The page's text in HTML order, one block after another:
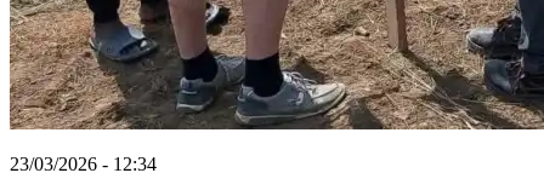
23/03/2026 - 12:34